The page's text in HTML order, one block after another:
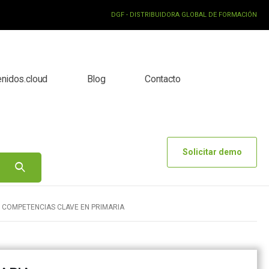
DGF - DISTRIBUIDORA GLOBAL DE FORMACIÓN
Blog Contacto
Solicitar demo
COMPETENCIAS CLAVE EN PRIMARIA